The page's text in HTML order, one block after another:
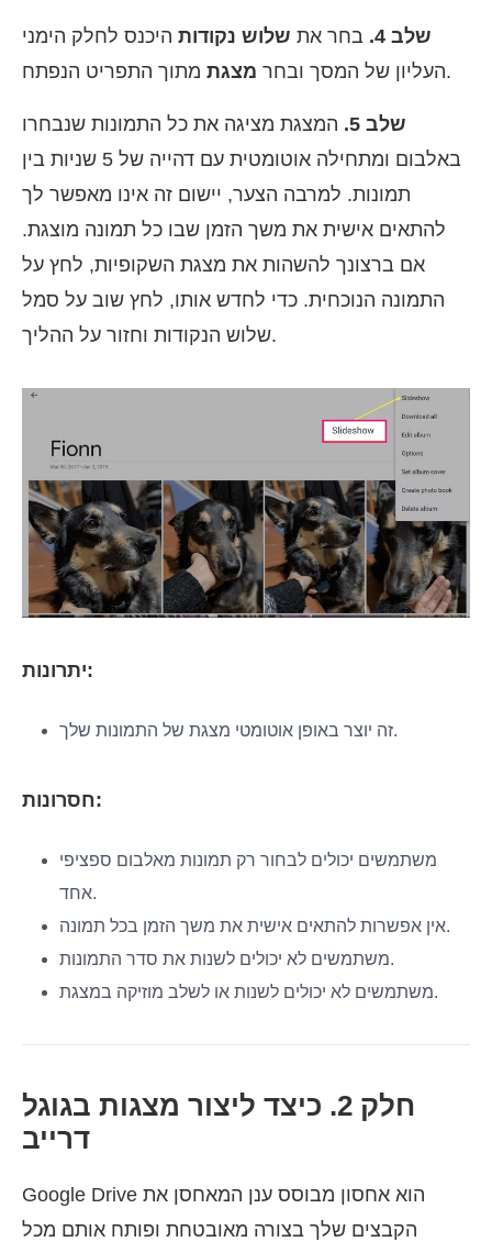
שלב 4. בחר את שלוש נקודות היכנס לחלק הימני
העליון של המסך ובחר מצגת מתוך התפריט הנפתח.
שלב 5.
המצגת מציגה את כל התמונות שנבחרו
באלבום ומתחילה אוטומטית עם דהייה של 5 שניות בין
תמונות. למרבה הצער, יישום זה אינו מאפשר לך
להתאים אישית את משך הזמן שבו כל תמונה מוצגת.
אם ברצונך להשהות את מצגת השקופיות, לחץ על
התמונה הנוכחית. כדי לחדש אותו, לחץ שוב על סמל
שלוש הנקודות וחזור על ההליך.
יתרונות:
זה יוצר באופן אוטומטי מצגת של התמונות שלך.
חסרונות:
משתמשים יכולים לבחור רק תמונות מאלבום ספציפי
אחד.
אין אפשרות להתאים אישית את משך הזמן בכל תמונה.
משתמשים לא יכולים לשנות את סדר התמונות.
משתמשים לא יכולים לשנות או לשלב מוזיקה במצגת.
חלק 2. כיצד ליצור מצגות בגוגל
דרייב
Google Drive הוא אחסון מבוסס ענן המאחסן את
הקבצים שלך בצורה מאובטחת ופותח אותם מכל